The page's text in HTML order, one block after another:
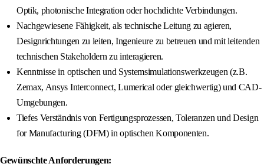
Optik, photonische Integration oder hochdichte Verbindungen.
Nachgewiesene Fähigkeit, als technische Leitung zu agieren,
Designrichtungen zu leiten, Ingenieure zu betreuen und mit leitenden
technischen Stakeholdern zu interagieren.
Kenntnisse in optischen und Systemsimulationswerkzeugen (z.B.
Zemax, Ansys Interconnect, Lumerical oder gleichwertig) und CAD-
Umgebungen.
Tiefes Verständnis von Fertigungsprozessen, Toleranzen und Design
for Manufacturing (DFM) in optischen Komponenten.
Gewünschte Anforderungen: